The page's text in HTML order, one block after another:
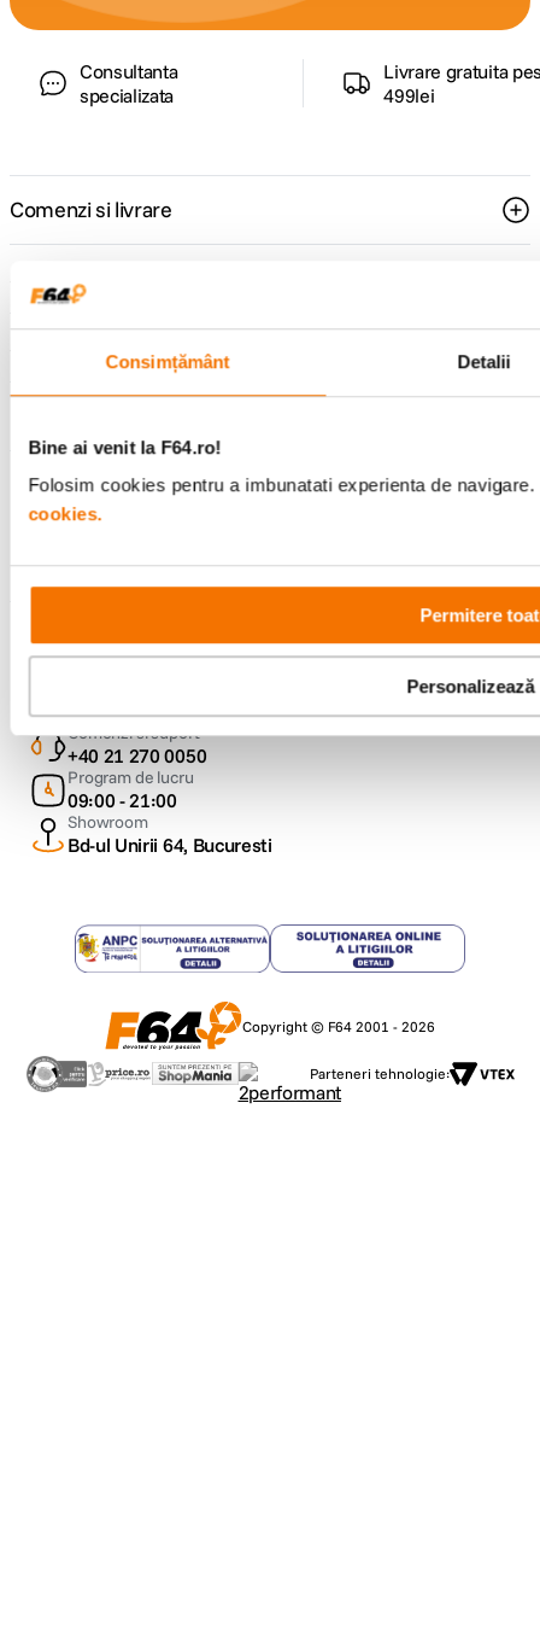
Consimțământ Detalii
Bine ai venit la F64.ro!
Folosim cookies pentru a imbunatati experienta de
cookies.
Permitere
Personalizează
Consultanta
specializata
Livrare gratuita
499lei
Comenzi si livrare
Comenzi si suport
+40 21 270 0050
Program de lucru
09:00 - 21:00
Showroom
Bd-ul Unirii 64, Bucuresti
Copyright © F64 2001 - 2026
Parteneri tehnologie: